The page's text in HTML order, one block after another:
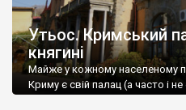
Утьос. Кримський
княгині
Майже у кожному населеному
Криму є свій палац (а часто і